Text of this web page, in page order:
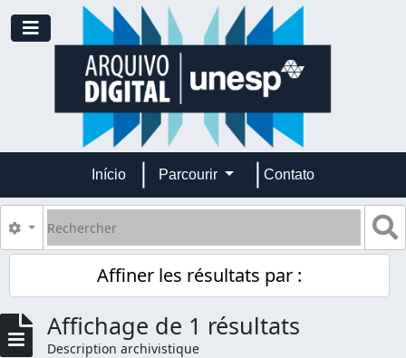
Skip to main content
Toggle navigation
Início Parcourir Contato
Rechercher
Search options
Affiner les résultats par :
Affichage de 1 résultats
Description archivistique